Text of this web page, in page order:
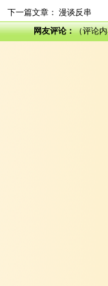
下一篇文章： 漫谈反串
网友评论：（评论